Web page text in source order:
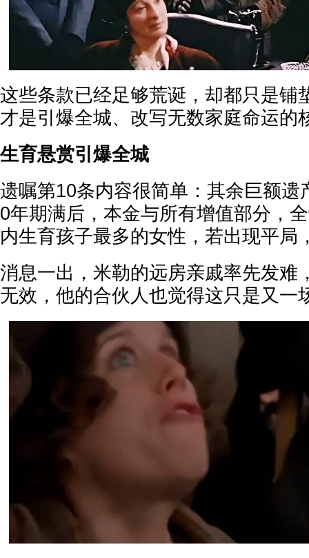
这些条款已经足够荒诞，却都只是铺
才是引爆全城、改写无数家庭命运的
生育悬赏引爆全城
遗嘱第10条内容很简单：其余巨额遗
0年期满后，本金与所有增值部分，
内生育孩子最多的女性，若出现平局
消息一出，米勒的远房亲戚率先发难
无效，他的合伙人也觉得这只是又一